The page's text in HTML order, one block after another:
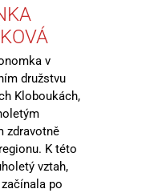
v
družstvu
Kloboukách,
zdravotně
K této
vztah,
po